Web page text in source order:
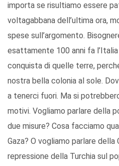
importa se risultiamo essere
voltagabbana dell’ultima ora,
spese sull’argomento.
esattamente 100 anni fa
conquista di quelle terre,
nostra bella colonia al sole.
a tenerci fuori. Ma si
motivi. Vogliamo parlare della
due misure? Cosa facciamo
Gaza? O vogliamo parlare della
repressione della Turchia sul